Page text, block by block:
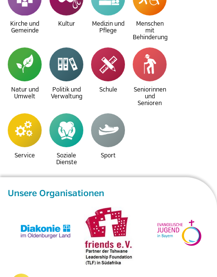
Kirche und
Gemeinde
Kultur
Medizin und
Pflege
Menschen
mit
Behinderung
Natur und
Umwelt
Politik und
Verwaltung
Schule
Seniorinnen
und
Senioren
Service
Soziale
Dienste
Sport
Unsere Organisationen